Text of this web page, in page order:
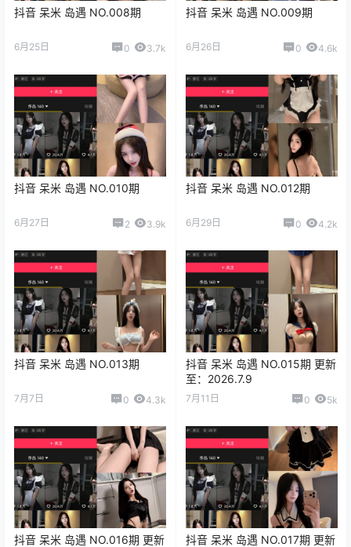
抖音 呆米 岛遇 NO.008期
6月25日 0 3.7k
抖音 呆米 岛遇 NO.009期
6月26日 0 4.6k
抖音 呆米 岛遇 NO.010期
6月27日 2 3.9k
抖音 呆米 岛遇 NO.012期
6月29日 0 4.2k
抖音 呆米 岛遇 NO.013期
7月7日 0 4.3k
抖音 呆米 岛遇 NO.015期 更新
至：2026.7.9
7月11日 0 5k
抖音 呆米 岛遇 NO.016期 更新
抖音 呆米 岛遇 NO.017期 更新